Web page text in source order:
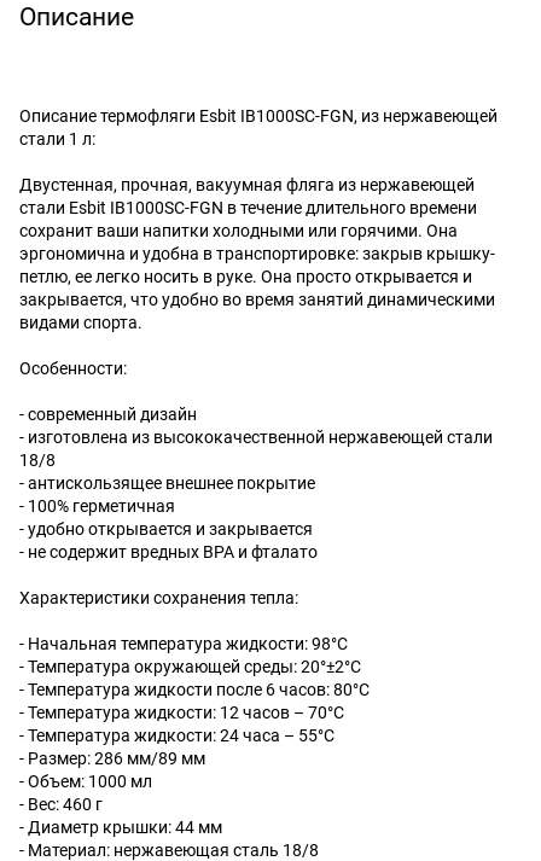
Описание
Описание термофляги Esbit IB1000SC-FGN, из нержавеющей
стали 1 л:
Двустенная, прочная, вакуумная фляга из нержавеющей
стали Esbit IB1000SC-FGN в течение длительного времени
сохранит ваши напитки холодными или горячими. Она
эргономична и удобна в транспортировке: закрыв крышку-
петлю, ее легко носить в руке. Она просто открывается и
закрывается, что удобно во время занятий динамическими
видами спорта.
Особенности:
- современный дизайн
- изготовлена из высококачественной нержавеющей стали
18/8
- антискользящее внешнее покрытие
- 100% герметичная
- удобно открывается и закрывается
- не содержит вредных BPA и фталато
Характеристики сохранения тепла:
- Начальная температура жидкости: 98°С
- Температура окружающей среды: 20°±2°С
- Температура жидкости после 6 часов: 80°С
- Температура жидкости: 12 часов – 70°С
- Температура жидкости: 24 часа – 55°С
- Размер: 286 мм/89 мм
- Объем: 1000 мл
- Вес: 460 г
- Диаметр крышки: 44 мм
- Материал: нержавеющая сталь 18/8